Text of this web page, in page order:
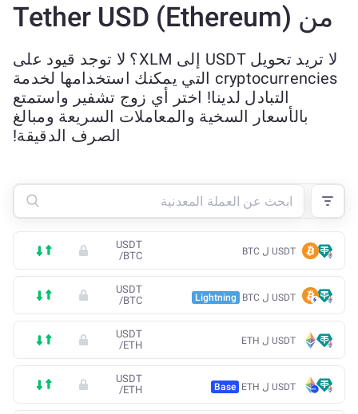
من Tether USD (Ethereum)
لا تريد تحويل USDT إلى XLM؟ لا توجد قيود على
cryptocurrencies التي يمكنك استخدامها لخدمة
التبادل لدينا! اختر أي زوج تشفير واستمتع
بالأسعار السخية والمعاملات السريعة ومبالغ
الصرف الدقيقة!
USDT ل BTC
USDT
/BTC
USDT ل BTC Lightning
USDT
/BTC
USDT ل ETH
USDT
/ETH
USDT ل ETH Base
USDT
/ETH